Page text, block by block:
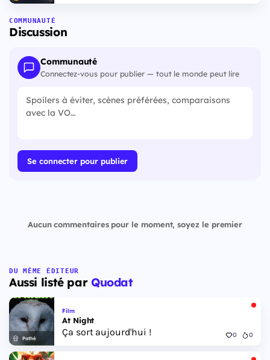
COMMUNAUTÉ
Discussion
Communauté
Connectez-vous pour publier — tout le monde peut lire
Se connecter pour publier
Aucun commentaires pour le moment, soyez le premier
DU MÊME ÉDITEUR
Aussi listé par Quodat
Pathé
Film
At Night
Ça sort aujourd'hui ! 0 0